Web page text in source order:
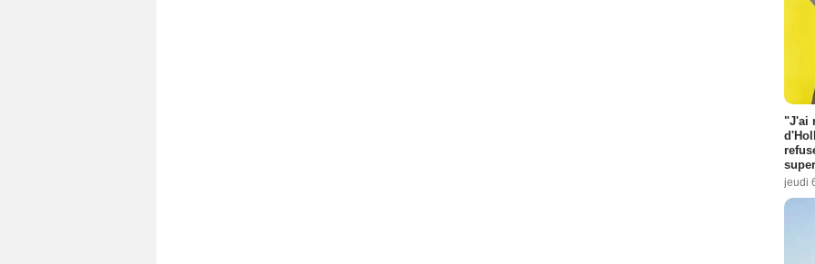
"J'ai
jeudi